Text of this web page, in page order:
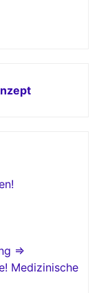
=>
Medizinische